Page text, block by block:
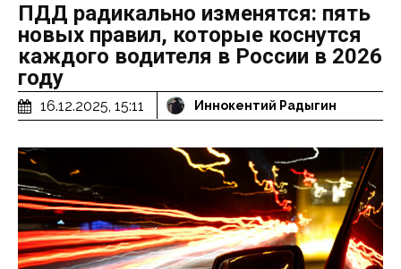
ПДД радикально изменятся: пять
новых правил, которые коснутся
каждого водителя в России в 2026
году
16.12.2025, 15:11 Иннокентий Радыгин